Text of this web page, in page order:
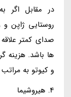
در مقابل اگر
روستایی ژاپن
صدای کمتر
ها باشد. هزینه
و کیوتو به
4. هیروشیما